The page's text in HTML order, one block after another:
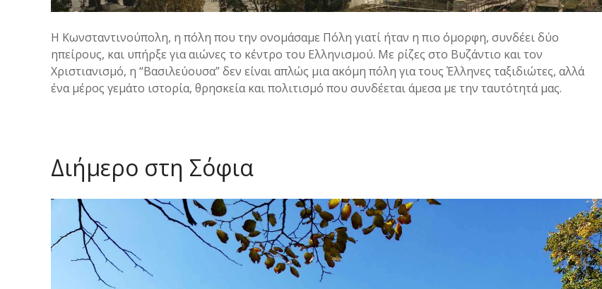
Η Κωνσταντινούπολη, η πόλη που την ονομάσαμε Πόλη γιατί ήταν η πιο όμορφη, συνδέει δύο
ηπείρους, και υπήρξε για αιώνες το κέντρο του Ελληνισμού. Με ρίζες στο Βυζάντιο και τον
Χριστιανισμό, η “Βασιλεύουσα” δεν είναι απλώς μια ακόμη πόλη για τους Έλληνες ταξιδιώτες, αλλά
ένα μέρος γεμάτο ιστορία, θρησκεία και πολιτισμό που συνδέεται άμεσα με την ταυτότητά μας.
Διήμερο στη Σόφια